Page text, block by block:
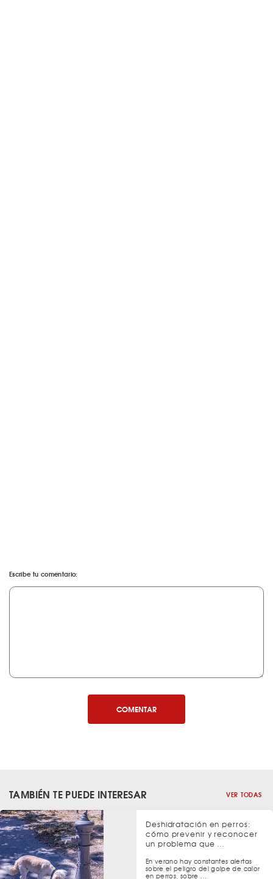
Escribe tu comentario:
COMENTAR
TAMBIÉN TE PUEDE INTERESAR VER TODAS
Deshidratación en perros:
cómo prevenir y reconocer
un problema que …
En verano hay constantes alertas
sobre el peligro del golpe de calor
en perros, sobre …